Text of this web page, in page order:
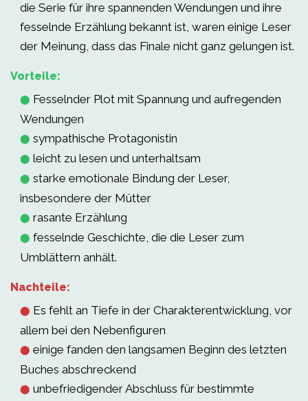
die Serie für ihre spannenden Wendungen und ihre
fesselnde Erzählung bekannt ist, waren einige Leser
der Meinung, dass das Finale nicht ganz gelungen ist.
Vorteile:
⬤ Fesselnder Plot mit Spannung und aufregenden
Wendungen
⬤ sympathische Protagonistin
⬤ leicht zu lesen und unterhaltsam
⬤ starke emotionale Bindung der Leser,
insbesondere der Mütter
⬤ rasante Erzählung
⬤ fesselnde Geschichte, die die Leser zum
Umblättern anhält.
Nachteile:
⬤ Es fehlt an Tiefe in der Charakterentwicklung, vor
allem bei den Nebenfiguren
⬤ einige fanden den langsamen Beginn des letzten
Buches abschreckend
⬤ unbefriedigender Abschluss für bestimmte